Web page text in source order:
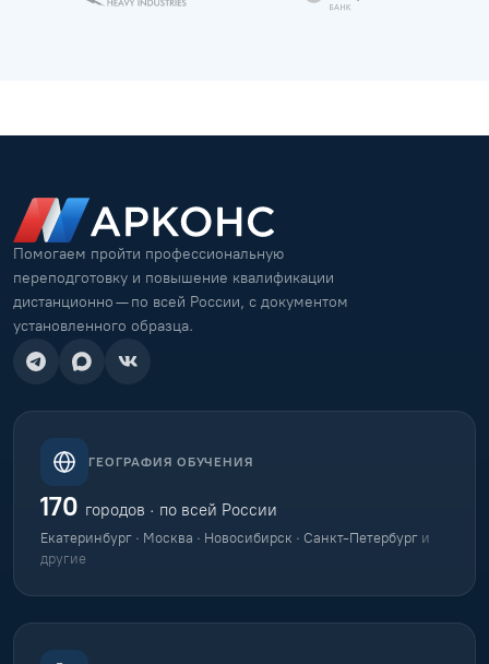
Помогаем пройти профессиональную
переподготовку и повышение квалификации
дистанционно — по всей России, с документом
установленного образца.
ГЕОГРАФИЯ ОБУЧЕНИЯ
170 городов · по всей России
Екатеринбург · Москва · Новосибирск · Санкт-Петербург и
другие